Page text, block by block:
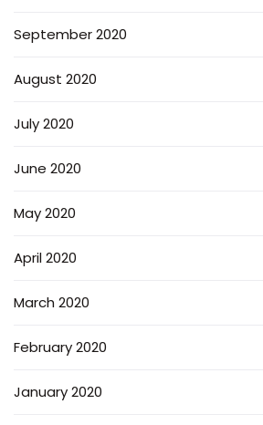
September 2020
August 2020
July 2020
June 2020
May 2020
April 2020
March 2020
February 2020
January 2020